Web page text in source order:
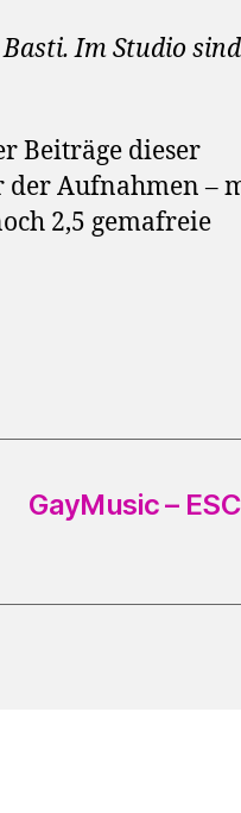
Im Studio sind
Beiträge dieser
der Aufnahmen –
2,5 gemafreie
GayMusic –